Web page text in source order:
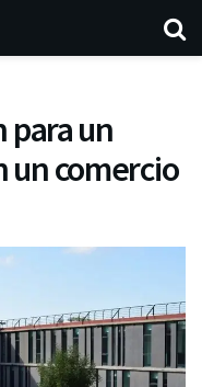
para un
un comercio